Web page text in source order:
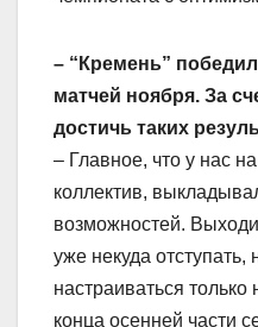
– “Кремень”
матчей ноября. За
достичь таких
– Главное, что у нас
коллектив,
возможностей.
уже некуда отступать,
настраиваться
конца осенней части